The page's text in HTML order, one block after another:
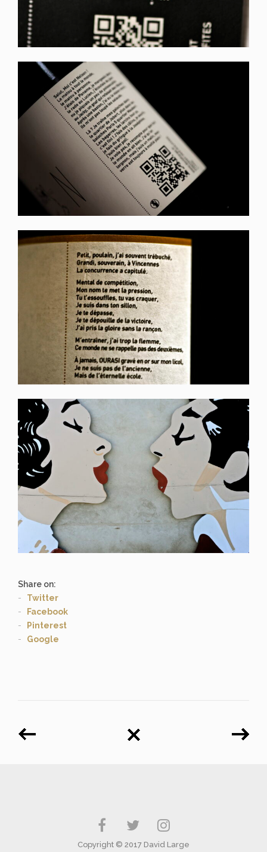
Share on:
Twitter
Facebook
Pinterest
Google
Copyright © 2017 David Large